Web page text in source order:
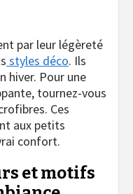
par leur légèreté
styles déco. Ils
hiver. Pour une
tournez-vous
Ces
aux petits
confort.
et motifs